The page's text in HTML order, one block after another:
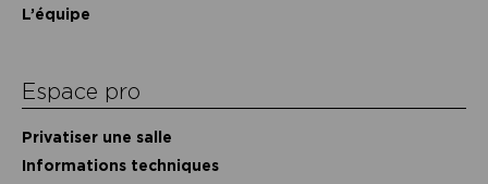
L’équipe
Espace pro
Privatiser une salle
Informations techniques